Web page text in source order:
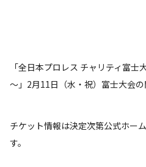
「全日本プロレス チャリティ富士
～」2月11日（水・祝）富士大会の
チケット情報は決定次第公式ホー
す。